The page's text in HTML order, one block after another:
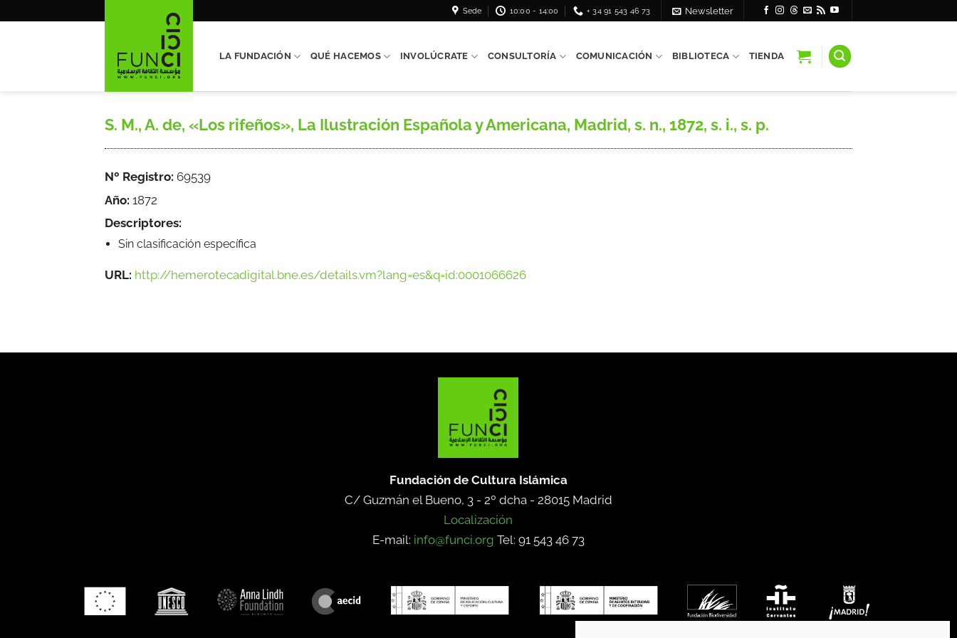
Sede 10:00 - 14:00 + 34 91 543 46 73 Newsletter
LA FUNDACIÓN QUÉ HACEMOS INVOLÚCRATE CONSULTORÍA COMUNICACIÓN BIBLIOTECA TIENDA
S. M., A. de, «Los rifeños», La Ilustración Española y Americana, Madrid, s. n., 1872, s. i., s. p.
Nº Registro: 69539
Año: 1872
Descriptores:
Sin clasificación específica
URL: http://hemerotecadigital.bne.es/details.vm?lang=es&q=id:0001066626
Fundación de Cultura Islámica
C/ Guzmán el Bueno, 3 - 2º dcha - 28015 Madrid
Localización
E-mail: info@funci.org Tel: 91 543 46 73